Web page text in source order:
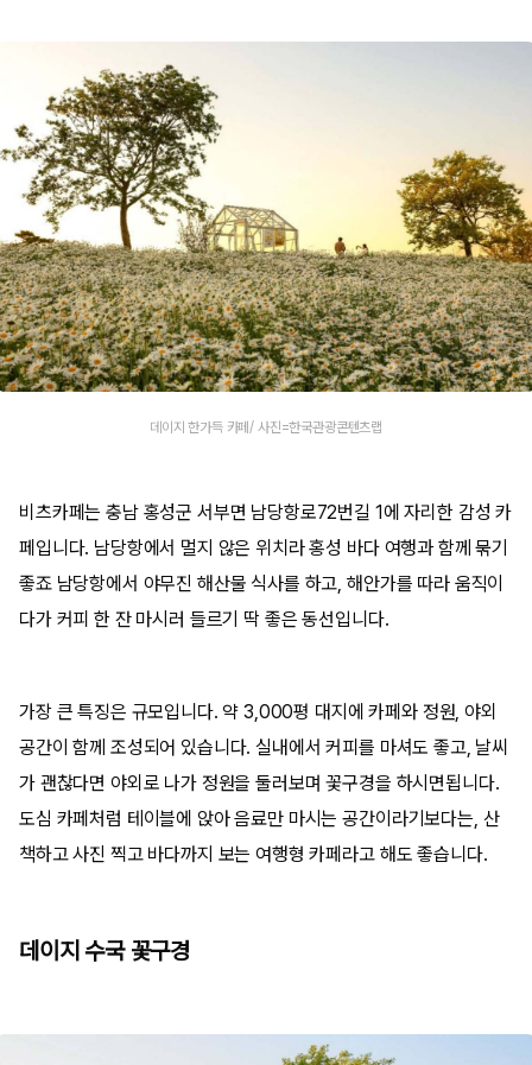
데이지 한가득 카페/ 사진=한국관광콘텐츠랩
비츠카페는 충남 홍성군 서부면 남당항로72번길 1에 자리한 감성 카
페입니다. 남당항에서 멀지 않은 위치라 홍성 바다 여행과 함께 묶기
좋죠 남당항에서 야무진 해산물 식사를 하고, 해안가를 따라 움직이
다가 커피 한 잔 마시러 들르기 딱 좋은 동선입니다.
가장 큰 특징은 규모입니다. 약 3,000평 대지에 카페와 정원, 야외
공간이 함께 조성되어 있습니다. 실내에서 커피를 마셔도 좋고, 날씨
가 괜찮다면 야외로 나가 정원을 둘러보며 꽃구경을 하시면됩니다.
도심 카페처럼 테이블에 앉아 음료만 마시는 공간이라기보다는, 산
책하고 사진 찍고 바다까지 보는 여행형 카페라고 해도 좋습니다.
데이지 수국 꽃구경